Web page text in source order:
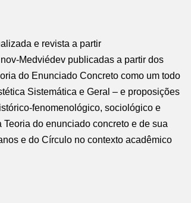
e revista a partir
Medviédev publicadas a partir dos
do Enunciado Concreto como um todo
Sistemática e Geral – e proposições
fenomenológico, sociológico e
do enunciado concreto e de sua
e do Círculo no contexto acadêmico